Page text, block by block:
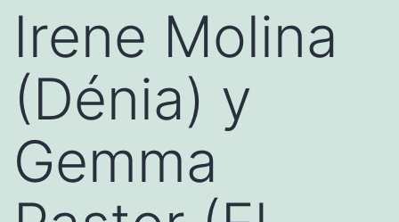
Irene Molina
(Dénia) y
Gemma